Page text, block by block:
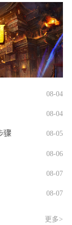
08-04
08-04
骤 08-05
08-06
08-07
08-07
更多>